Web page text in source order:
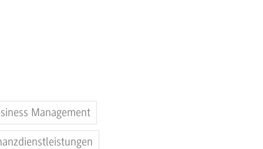
Management